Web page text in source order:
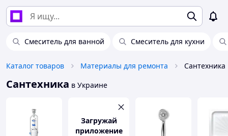
Смеситель для ванной Смеситель для кухни
Каталог товаров Материалы для ремонта Сантехника
Сантехника в Украине
Загружай
приложение